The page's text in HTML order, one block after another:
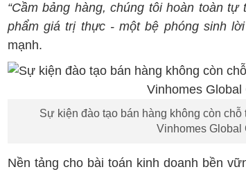
“Cầm bảng hàng, chúng tôi hoàn toàn
phẩm giá trị thực - một bệ phóng sinh
mạnh.
Sự kiện đào tạo bán hàng không còn
Vinhomes Global
Nền tảng cho bài toán kinh doanh bền